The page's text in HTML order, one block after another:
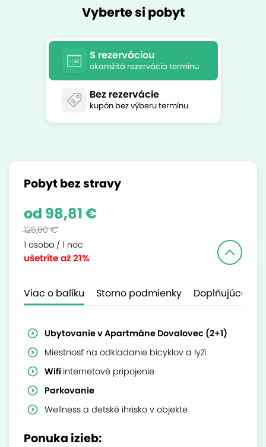
Vyberte si pobyt
S rezerváciou
okamžitá rezervácia termínu
Bez rezervácie
kupón bez výberu termínu
Pobyt bez stravy
ušetríteaž 21%
od 98,81 €
125,00 €
1 osoba / 1 noc
Viac o balíku Storno podmienky Doplňujúce
Ubytovanie v Apartmáne Dovalovec (2+1)
Miestnosť na odkladanie bicyklov a lyží
Wifi internetové pripojenie
Parkovanie
Wellness a detské ihrisko v objekte
Ponuka izieb: